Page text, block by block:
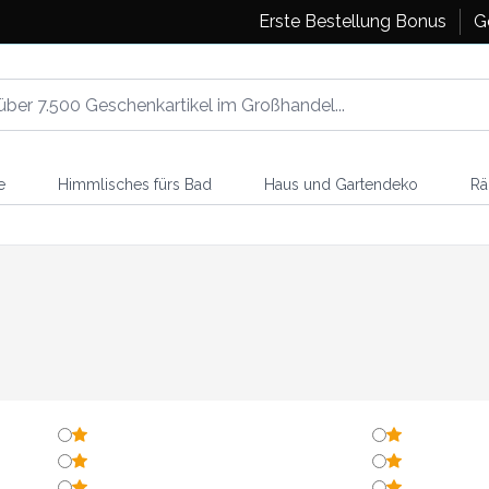
Erste Bestellung Bonus
Himmlisches fürs Bad Haus und Gartendeko